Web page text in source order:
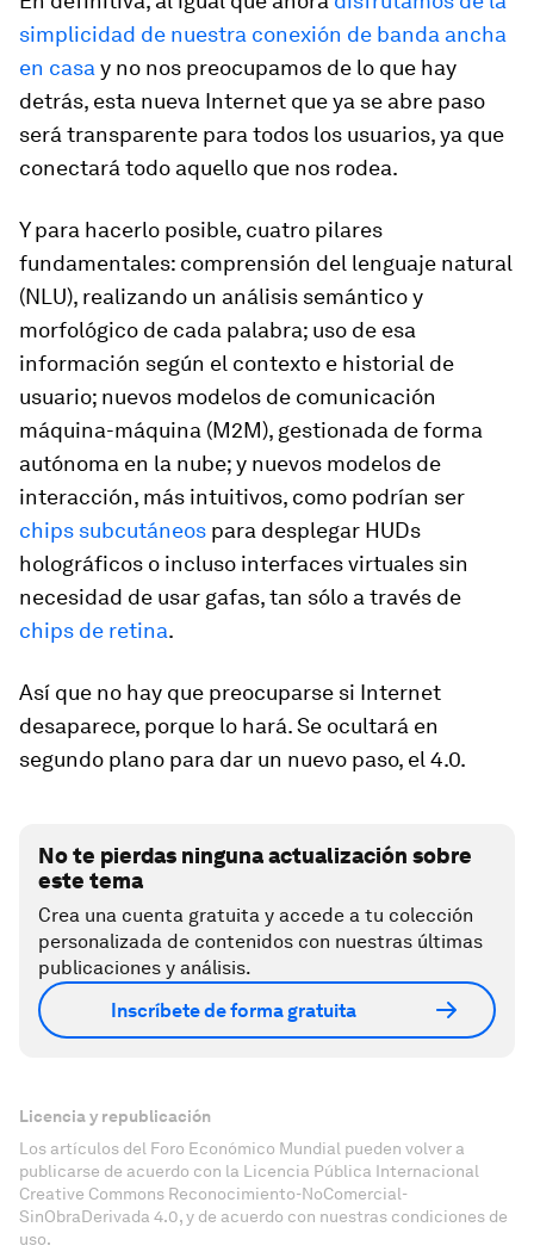
simplicidad de nuestra conexión de banda ancha
en casa y no nos preocupamos de lo que hay
detrás, esta nueva Internet que ya se abre paso
será transparente para todos los usuarios, ya que
conectará todo aquello que nos rodea.
Y para hacerlo posible, cuatro pilares
fundamentales: comprensión del lenguaje natural
(NLU), realizando un análisis semántico y
morfológico de cada palabra; uso de esa
información según el contexto e historial de
usuario; nuevos modelos de comunicación
máquina-máquina (M2M), gestionada de forma
autónoma en la nube; y nuevos modelos de
interacción, más intuitivos, como podrían ser
chips subcutáneos para desplegar HUDs
holográficos o incluso interfaces virtuales sin
necesidad de usar gafas, tan sólo a través de
chips de retina.
Así que no hay que preocuparse si Internet
desaparece, porque lo hará. Se ocultará en
segundo plano para dar un nuevo paso, el 4.0.
No te pierdas ninguna actualización sobre
este tema
Crea una cuenta gratuita y accede a tu colección
personalizada de contenidos con nuestras últimas
publicaciones y análisis.
Inscríbete de forma gratuita
Licencia y republicación
Los artículos del Foro Económico Mundial pueden volver a
publicarse de acuerdo con la Licencia Pública Internacional
Creative Commons Reconocimiento-NoComercial-
SinObraDerivada 4.0, y de acuerdo con nuestras condiciones de
uso.